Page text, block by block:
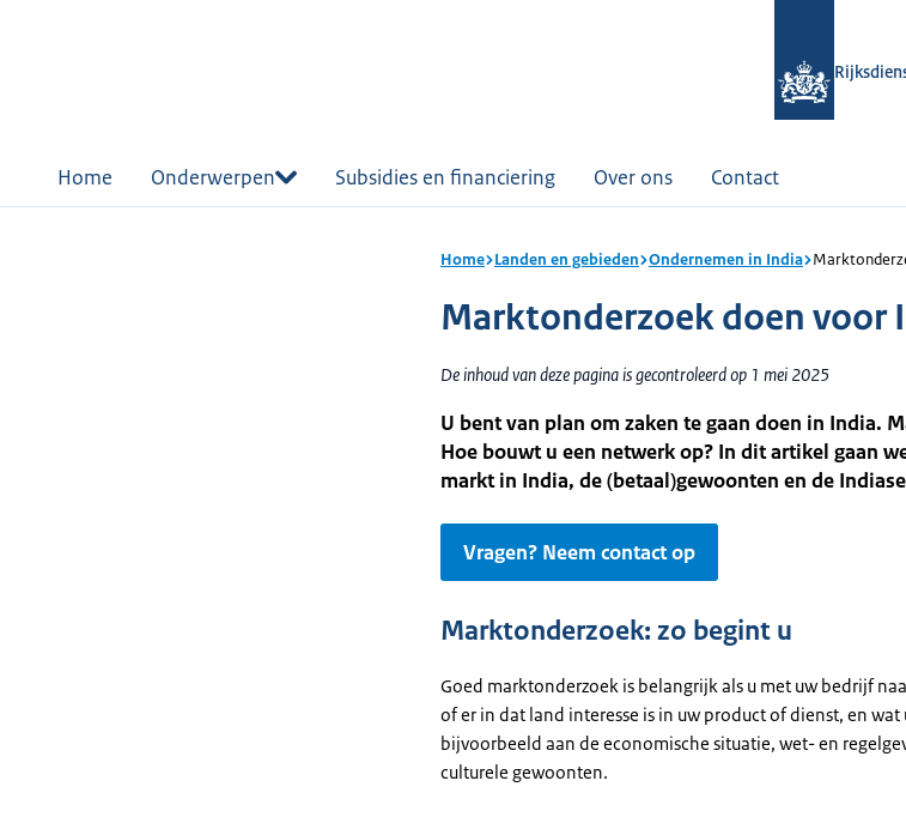
Home Onderwerpen Subsidies en financiering Over ons Contact
Home Landen en gebieden Ondernemen in India
Marktonderzoek doen voor
De inhoud van deze pagina is gecontroleerd op 1 mei 2025
U bent van plan om zaken te gaan doen in India.
Hoe bouwt u een netwerk op? In dit artikel gaan
markt in India, de (betaal)gewoonten en de
Vragen? Neem contact op
Marktonderzoek: zo begint u
Goed marktonderzoek is belangrijk als u met uw bedrijf
of er in dat land interesse is in uw product of dienst, en
bijvoorbeeld aan de economische situatie, wet- en
culturele gewoonten.